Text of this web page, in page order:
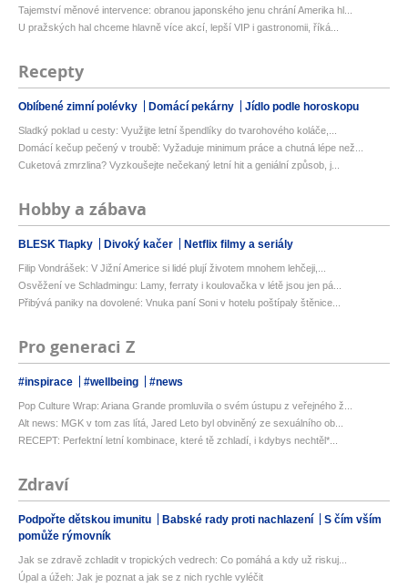
Tajemství měnové intervence: obranou japonského jenu chrání Amerika hl...
U pražských hal chceme hlavně více akcí, lepší VIP i gastronomii, říká...
Recepty
Oblíbené zimní polévky Domácí pekárny Jídlo podle horoskopu
Sladký poklad u cesty: Využijte letní špendlíky do tvarohového koláče,...
Domácí kečup pečený v troubě: Vyžaduje minimum práce a chutná lépe než...
Cuketová zmrzlina? Vyzkoušejte nečekaný letní hit a geniální způsob, j...
Hobby a zábava
BLESK Tlapky Divoký kačer Netflix filmy a seriály
Filip Vondrášek: V Jižní Americe si lidé plují životem mnohem lehčeji,...
Osvěžení ve Schladmingu: Lamy, ferraty i koulovačka v létě jsou jen pá...
Přibývá paniky na dovolené: Vnuka paní Soni v hotelu poštípaly štěnice...
Pro generaci Z
#inspirace #wellbeing #news
Pop Culture Wrap: Ariana Grande promluvila o svém ústupu z veřejného ž...
Alt news: MGK v tom zas lítá, Jared Leto byl obviněný ze sexuálního ob...
RECEPT: Perfektní letní kombinace, které tě zchladí, i kdybys nechtěl*...
Zdraví
Podpořte dětskou imunitu Babské rady proti nachlazení
S čím vším
pomůže rýmovník
Jak se zdravě zchladit v tropických vedrech: Co pomáhá a kdy už riskuj...
Úpal a úžeh: Jak je poznat a jak se z nich rychle vyléčit